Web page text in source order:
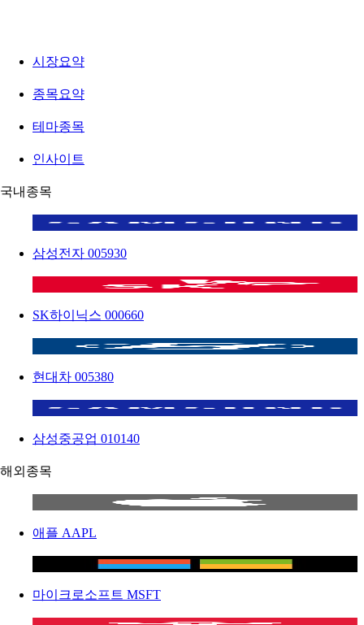
시장요약
종목요약
테마종목
인사이트
국내종목
삼성전자 005930
SK하이닉스 000660
현대차 005380
삼성중공업 010140
해외종목
애플 AAPL
마이크로소프트 MSFT